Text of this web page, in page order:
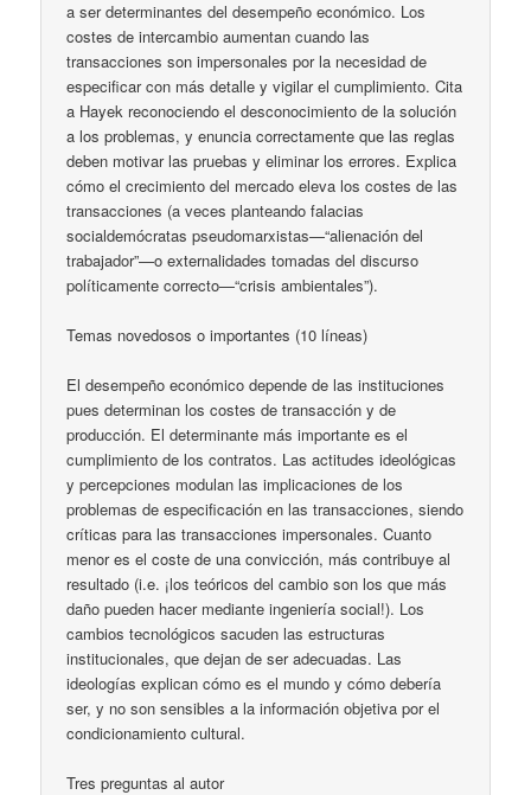
a ser determinantes del desempeño económico. Los
costes de intercambio aumentan cuando las
transacciones son impersonales por la necesidad de
especificar con más detalle y vigilar el cumplimiento. Cita
a Hayek reconociendo el desconocimiento de la solución
a los problemas, y enuncia correctamente que las reglas
deben motivar las pruebas y eliminar los errores. Explica
cómo el crecimiento del mercado eleva los costes de las
transacciones (a veces planteando falacias
socialdemócratas pseudomarxistas—“alienación del
trabajador”—o externalidades tomadas del discurso
políticamente correcto—“crisis ambientales”).
Temas novedosos o importantes (10 líneas)
El desempeño económico depende de las instituciones
pues determinan los costes de transacción y de
producción. El determinante más importante es el
cumplimiento de los contratos. Las actitudes ideológicas
y percepciones modulan las implicaciones de los
problemas de especificación en las transacciones, siendo
críticas para las transacciones impersonales. Cuanto
menor es el coste de una convicción, más contribuye al
resultado (i.e. ¡los teóricos del cambio son los que más
daño pueden hacer mediante ingeniería social!). Los
cambios tecnológicos sacuden las estructuras
institucionales, que dejan de ser adecuadas. Las
ideologías explican cómo es el mundo y cómo debería
ser, y no son sensibles a la información objetiva por el
condicionamiento cultural.
Tres preguntas al autor